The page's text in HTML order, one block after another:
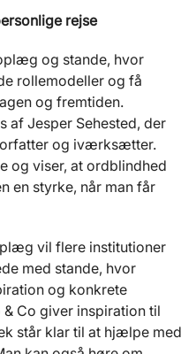
rejse
og stande, hvor
rollemodeller og få
og fremtiden.
af Jesper Sehested, der
og iværksætter.
og viser, at ordblindhed
en styrke, når man får
vil flere institutioner
med stande, hvor
og konkrete
Co giver inspiration til
står klar til at hjælpe med